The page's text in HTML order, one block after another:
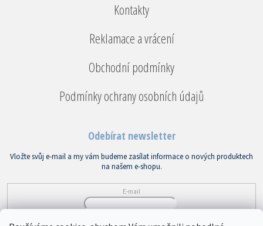
Kontakty
Reklamace a vrácení
Obchodní podmínky
Podmínky ochrany osobních údajů
Odebírat newsletter
Vložte svůj e-mail a my vám budeme zasílat informace o nových produktech
na našem e-shopu.
E-mail